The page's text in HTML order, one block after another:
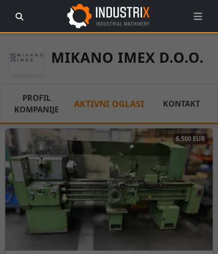
MIKANO IMEX D.O.O.
PROFIL
KOMPANIJE
AKTIVNI OGLASI KONTAKT
6.500 EUR